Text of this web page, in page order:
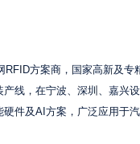
方案商，国家高新及
线，在宁波、深圳、嘉兴
件及AI方案，广泛应用于